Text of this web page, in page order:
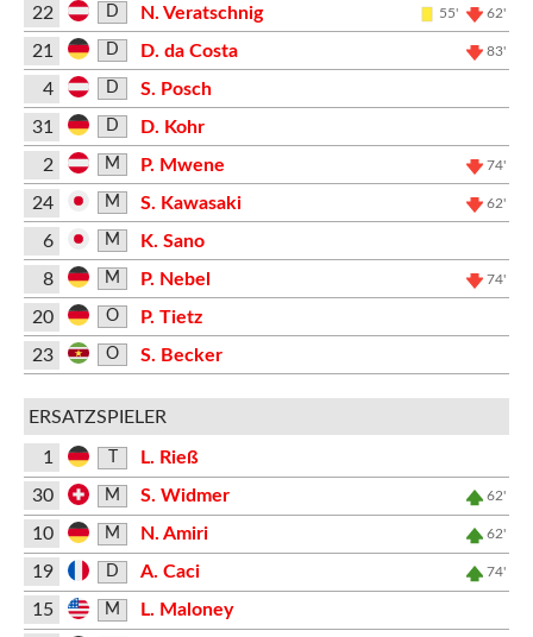
22
D N. Veratschnig 55' 62'
21 D D. da Costa 83'
4 D
S. Posch
31
D
D. Kohr
2
M P. Mwene 74'
24 M S. Kawasaki 62'
6 M
K. Sano
8
M P. Nebel 74'
20 O
P. Tietz
23
O S. Becker
ERSATZSPIELER
1
L. Rieß
30
M S. Widmer 62'
10 M N. Amiri 62'
19 D A. Caci 74'
15 M
L. Maloney